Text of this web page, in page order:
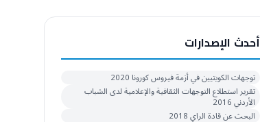
أحدث الإصدارات
توجهات الكويتيين في أزمة فيروس كورونا 2020
تقرير استطلاع التوجهات الثقافية والإعلامية لدى الشباب
الأردني 2016
البحث عن قادة الراي 2018